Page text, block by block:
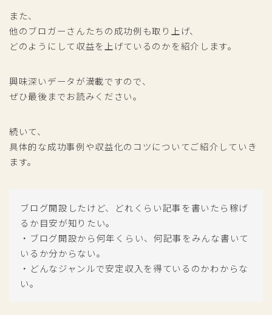
また、
他のブロガーさんたちの成功例も取り上げ、
どのようにして収益を上げているのかを紹介します。
興味深いデータが満載ですので、
ぜひ最後までお読みください。
続いて、
具体的な成功事例や収益化のコツについてご紹介していき
ます。
ブログ開設したけど、どれくらい記事を書いたら稼げ
るか目安が知りたい。
・ブログ開設から何年くらい、何記事をみんな書いて
いるか分からない。
・どんなジャンルで安定収入を得ているのかわからな
い。